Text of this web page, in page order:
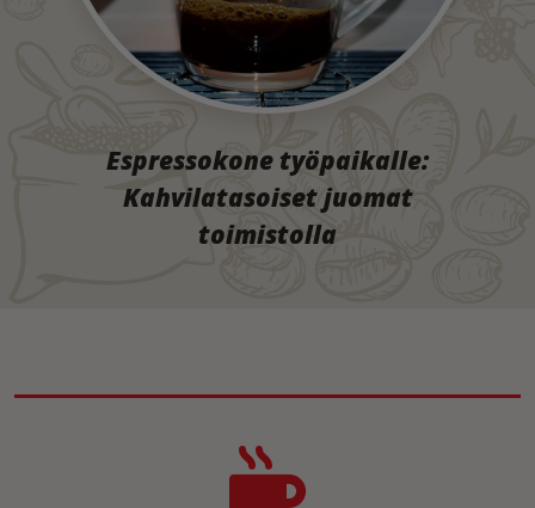
Espressokone työpaikalle:
Kahvilatasoiset juomat
toimistolla